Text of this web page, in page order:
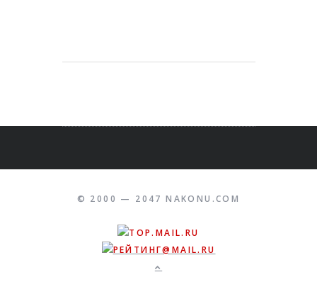
© 2000 — 2047 NAKONU.COM